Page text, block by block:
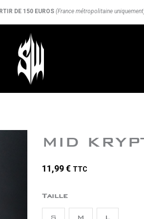
DE 150 EUROS (France métropolitaine
MID
11,99€ TTC
Taille
S M L
quantité
de